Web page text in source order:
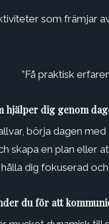
som främjar
”Få praktisk
hjälper dig genom
börja dagen
skapa en plan eller
dig fokuserad
du för att